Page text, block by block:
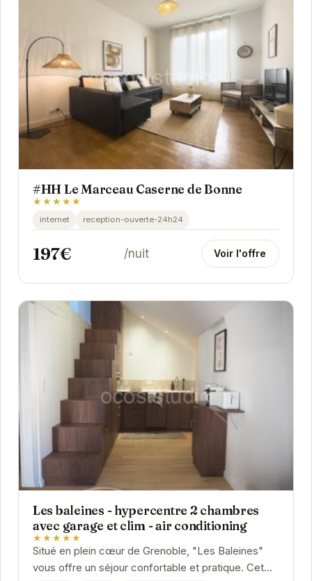
#HH Le Marceau Caserne de Bonne
★★★★★
internet reception-ouverte-24h24
197€ /nuit Voir l'offre
Les baleines - hypercentre 2 chambres
avec garage et clim - air conditioning
★★★★★
Situé en plein cœur de Grenoble, "Les Baleines"
vous offre un séjour confortable et pratique. Cet